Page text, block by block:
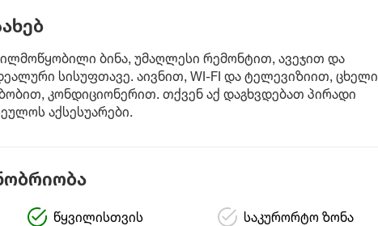
ბინა, უმაღლესი რემონტით, ავეჯით და
სისუფთავე. აივნით, WI-FI და ტელევიზიით, ცხელი
კონდიციონერით. თქვენ აქ დაგხვდებათ პირადი
აქსესუარები.
წყვილისთვის საკურორტო ზონა